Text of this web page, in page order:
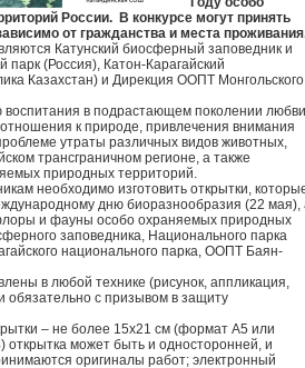
России. В конкурсе могут принять
от гражданства и места
Катунский биосферный заповедник и
(Россия), Катон-Карагайский
Казахстан) и Дирекция ООПТ Монгольского
воспитания в подрастающем поколении
отношения к природе, привлечения внимания
утраты различных видов животных,
трансграничном регионе, а также
природных территорий.
необходимо изготовить открытки,
дню биоразнообразия (22 мая),
и фауны особо охраняемых природных
заповедника, Национального парка
национального парка, ООПТ Баян-
в любой технике (рисунок, аппликация,
обязательно с призывом в защиту
– не более 15х21 см (формат А5 или
может быть и односторонней, и
оригиналы работ; электронный